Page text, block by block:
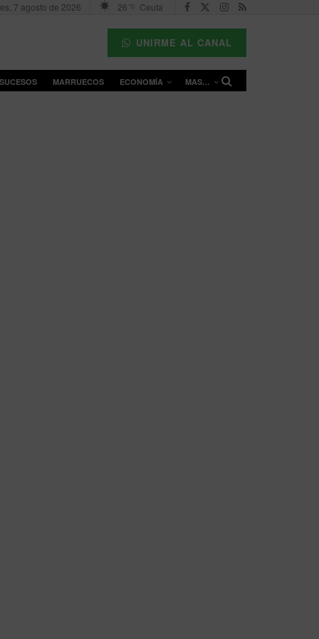
7 agosto de 2026 26 °C Ceuta
UNIRME AL CANAL
MARRUECOS ECONOMÍA MAS…